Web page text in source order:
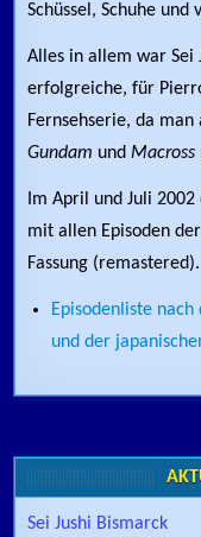
Schüssel, Schuhe und
Alles in allem war Sei
erfolgreiche, für
Fernsehserie, da
Gundam undMacross
Im April und Juli
mit allen Episoden
Fassung (remastered).
Episodenliste
und der
Sei Jushi Bismarck